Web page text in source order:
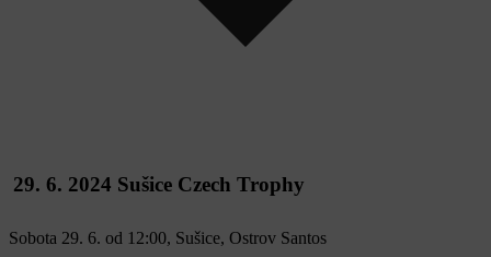
29. 6. 2024 Sušice Czech Trophy
Sobota 29. 6. od 12:00, Sušice, Ostrov Santos